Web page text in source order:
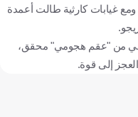
غيابات كارثية طالت أعمدة
من "عقم هجومي" محقق،
إلى قوة.